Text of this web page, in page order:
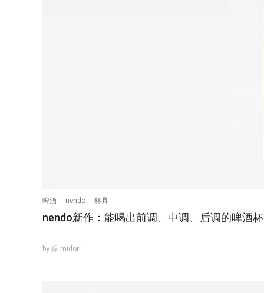
啤酒 nendo 杯具
nendo新作：能喝出前调、中调、后调的啤酒杯
by 緑 midori